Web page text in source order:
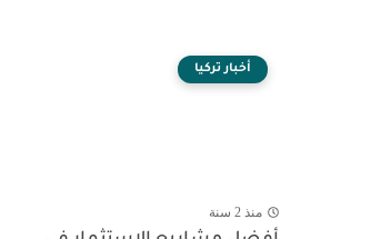
أخبار تركيا
منذ 2 سنة